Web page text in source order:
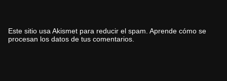
Este sitio usa Akismet para reducir el spam. Aprende cómo se
procesan los datos de tus comentarios.